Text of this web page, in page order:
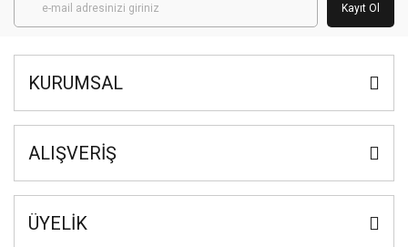
Kayıt Ol
KURUMSAL
ALIŞVERİŞ
ÜYELİK